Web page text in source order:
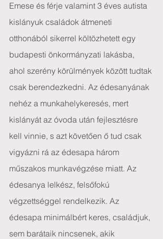
Emese és férje valamint 3 éves autista
kislányuk családok átmeneti
otthonából sikerrel költözhetett egy
budapesti önkormányzati lakásba,
ahol szerény körülmények között tudtak
csak berendezkedni. Az édesanyának
nehéz a munkahelykeresés, mert
kislányát az óvoda után fejlesztésre
kell vinnie, s azt követően ő tud csak
vigyázni rá az édesapa három
műszakos munkavégzése miatt. Az
édesanya lelkész, felsőfokú
végzettséggel rendelkezik. Az
édesapa minimálbért keres, családjuk,
sem barátaik nincsenek, akik